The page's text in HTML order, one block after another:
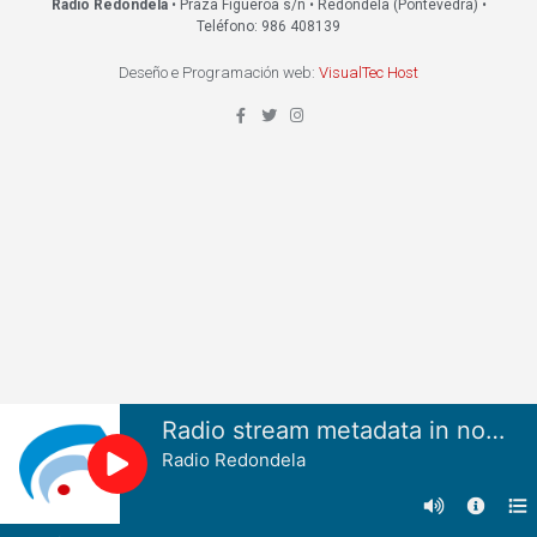
Radio Redondela• Praza Figueroa s/n • Redondela (Pontevedra) •
Teléfono: 986 408139
Deseño e Programación web: VisualTec Host
Radio stream metadata in not available.
Radio Redondela